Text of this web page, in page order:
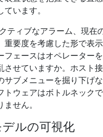
います。
ティブなアラーム、現在
重要度を考慮した形で表
フェースはオペレーター
させていますか。ホスト
サブメニューを掘り下げ
トウェアはボトルネック
せん。
ルの可視化